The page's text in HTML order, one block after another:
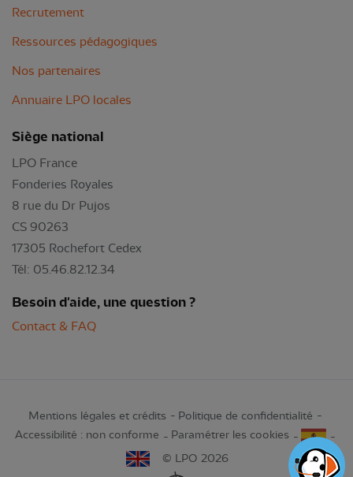
Recrutement
Ressources pédagogiques
Nos partenaires
Annuaire LPO locales
Siège national
LPO France
Fonderies Royales
8 rue du Dr Pujos
CS 90263
17305 Rochefort Cedex
Tél: 05.46.82.12.34
Besoin d'aide, une question ?
Contact & FAQ
Mentions légales et crédits
Politique de confidentialité
Accessibilité : non conforme
Paramétrer les cookies
© LPO 2026